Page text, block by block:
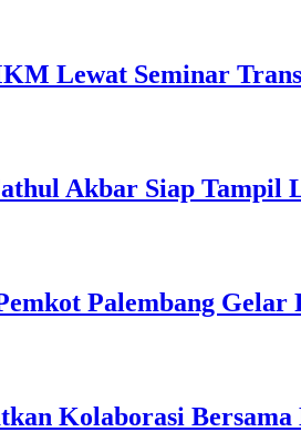
Lewat Seminar
Akbar Siap Tampil
Palembang
Kolaborasi Bersama